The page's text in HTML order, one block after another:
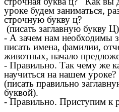
уроке будем заниматься,
строчную букву ц?
(писать заглавную букву Ц)
- А зачем нам необходимы
писать имена, фамилии,
животных, начало
- Правильно. Так чему же
научиться на нашем уроке?
(писать правильно
буквой).
- Правильно. Приступим к